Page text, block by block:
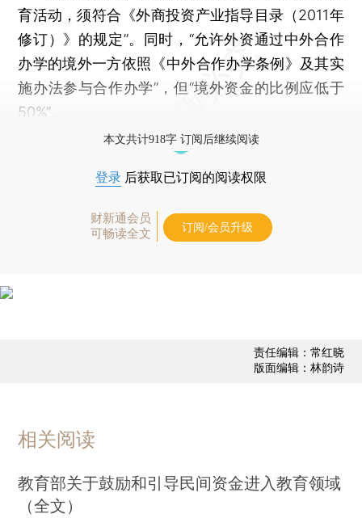
育活动，须符合《外商投资产业指导目录（2011年
修订）》的规定”。同时，“允许外资通过中外合作
办学的境外一方依照《中外合作办学条例》及其实
施办法参与合作办学”，但“境外资金的比例应低于
50%”。
本文共计918字 订阅后继续阅读
登录 后获取已订阅的阅读权限
财新通会员
可畅读全文
订阅/会员升级
责任编辑：常红晓
版面编辑：林韵诗
相关阅读
教育部关于鼓励和引导民间资金进入教育领域
（全文）